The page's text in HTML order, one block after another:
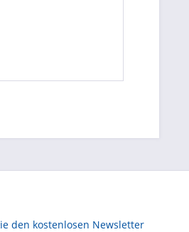
den kostenlosen Newsletter